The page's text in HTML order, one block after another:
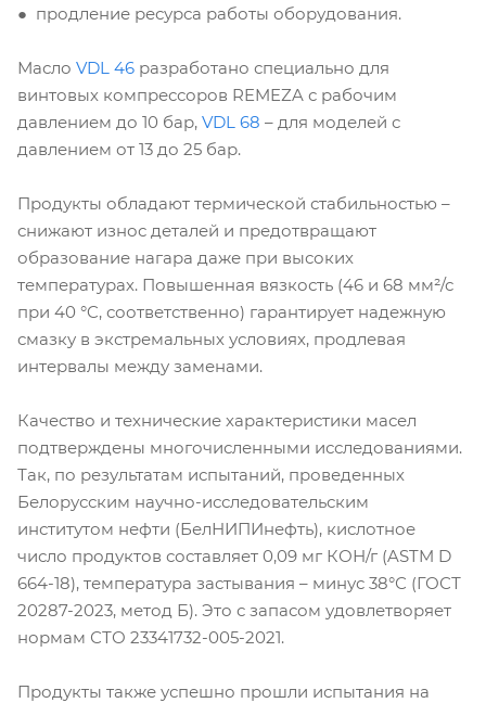
● продление ресурса работы оборудования.
Масло VDL 46 разработано специально для
винтовых компрессоров REMEZA с рабочим
давлением до 10 бар, VDL 68 – для моделей с
давлением от 13 до 25 бар.
Продукты обладают термической стабильностью –
снижают износ деталей и предотвращают
образование нагара даже при высоких
температурах. Повышенная вязкость (46 и 68 мм²/с
при 40 °C, соответственно) гарантирует надежную
смазку в экстремальных условиях, продлевая
интервалы между заменами.
Качество и технические характеристики масел
подтверждены многочисленными исследованиями.
Так, по результатам испытаний, проведенных
Белорусским научно-исследовательским
институтом нефти (БелНИПИнефть), кислотное
число продуктов составляет 0,09 мг КОН/г (ASTM D
664-18), температура застывания – минус 38°С (ГОСТ
20287-2023, метод Б). Это с запасом удовлетворяет
нормам СТО 23341732-005-2021.
Продукты также успешно прошли испытания на